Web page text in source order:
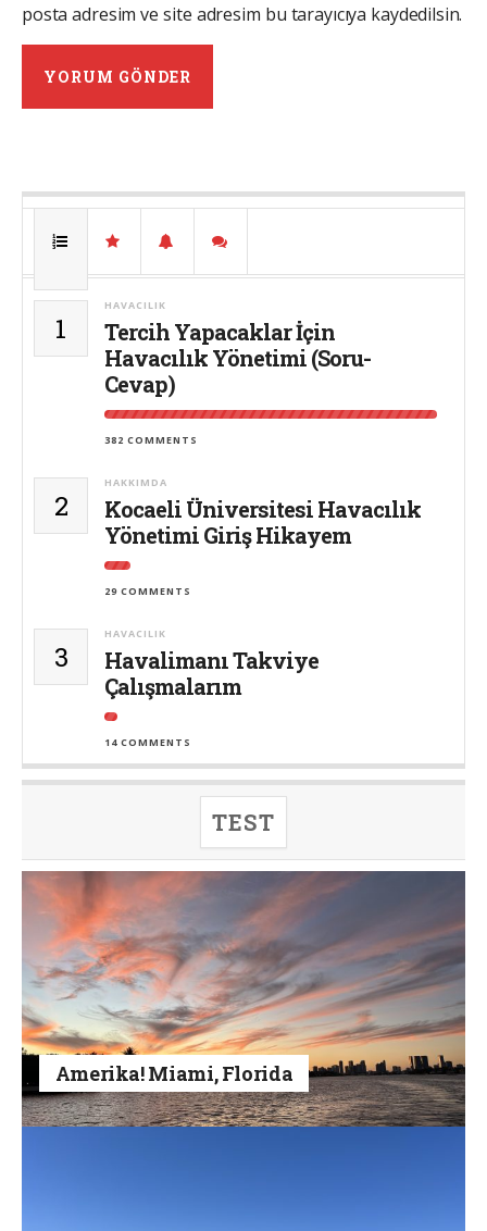
posta adresim ve site adresim bu tarayıcıya kaydedilsin.
1
HAVACILIK
Tercih Yapacaklar İçin
Havacılık Yönetimi (Soru-
Cevap)
382 COMMENTS
2
HAKKIMDA
Kocaeli Üniversitesi Havacılık
Yönetimi Giriş Hikayem
29 COMMENTS
3
HAVACILIK
Havalimanı Takviye
Çalışmalarım
14 COMMENTS
TEST
Amerika! Miami, Florida